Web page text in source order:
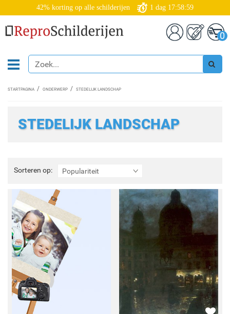
42% korting op alle schilderijen 1 dag 17:58:57
0
STARTPAGINA ONDERWERP STEDELIJK LANDSCHAP
STEDELIJK LANDSCHAP
Sorteren op: Populariteit
Sorteren
op: